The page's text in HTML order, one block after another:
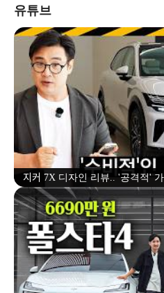
유튜브
지커 7X 디자인 리뷰.. '공격적'
5299만